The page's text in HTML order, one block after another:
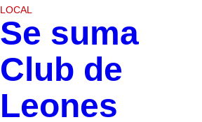
LOCAL
Se suma
Club de
Leones